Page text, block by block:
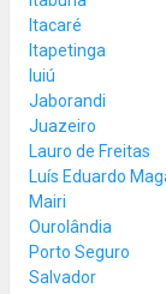
Itacaré
Itapetinga
Iuiú
Jaborandi
Juazeiro
Lauro de Freitas
Luís Eduardo
Mairi
Ourolândia
Porto Seguro
Salvador